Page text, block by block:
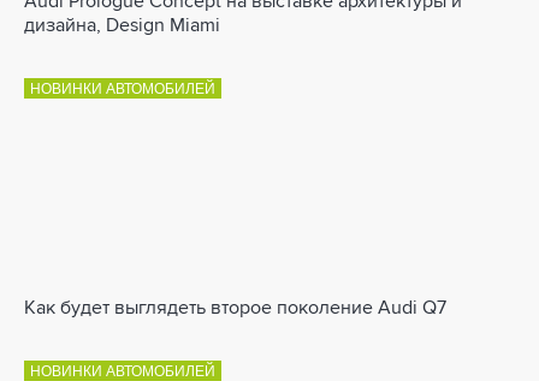
дизайна, Design Miami
НОВИНКИ АВТОМОБИЛЕЙ
Как будет выглядеть второе поколение Audi Q7
НОВИНКИ АВТОМОБИЛЕЙ